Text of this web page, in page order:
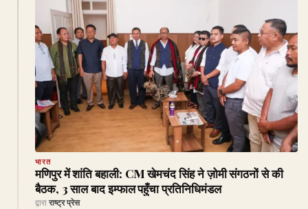
भारत
मणिपुर में शांति बहाली: CM खेमचंद सिंह ने ज़ोमी संगठनों से की
बैठक, 3 साल बाद इम्फाल पहुँचा प्रतिनिधिमंडल
द्वारा राष्ट्र प्रेस